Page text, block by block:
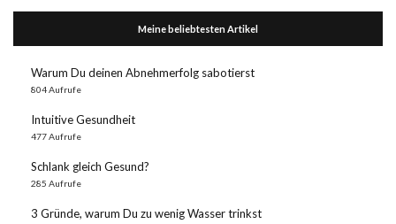
Meine beliebtesten Artikel
Warum Du deinen Abnehmerfolg sabotierst
804 Aufrufe
Intuitive Gesundheit
477 Aufrufe
Schlank gleich Gesund?
285 Aufrufe
3 Gründe, warum Du zu wenig Wasser trinkst